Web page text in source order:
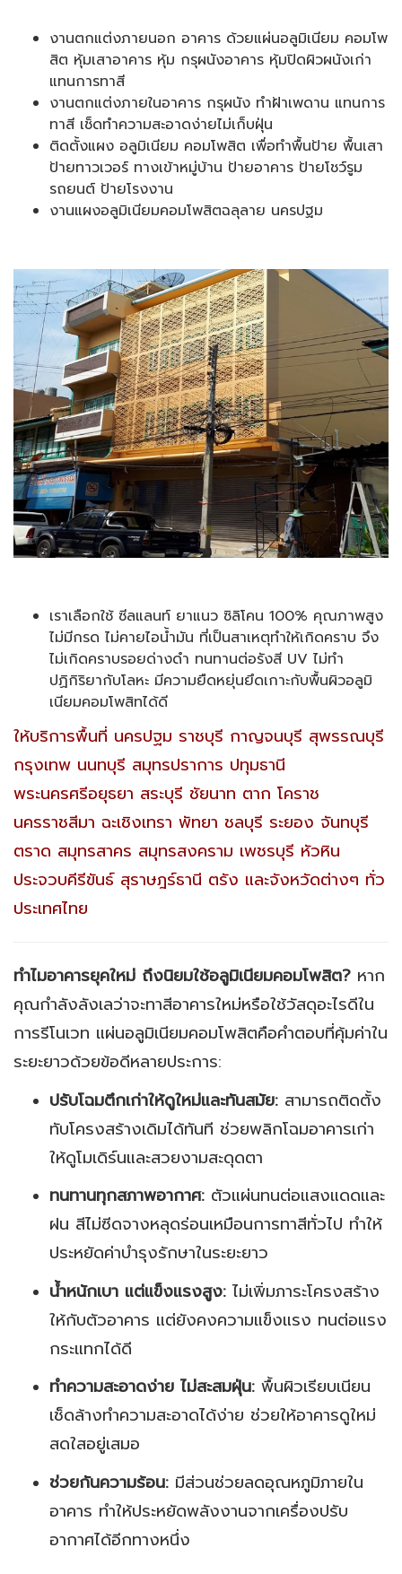
งานตกแต่งภายนอก อาคาร ด้วยแผ่นอลูมิเนียม คอมโพ
สิต หุ้มเสาอาคาร หุ้ม กรุผนังอาคาร หุ้มปิดผิวผนังเก่า
แทนการทาสี
งานตกแต่งภายในอาคาร กรุผนัง ทำฝ้าเพดาน แทนการ
ทาสี เช็ดทำความสะอาดง่ายไม่เก็บฝุ่น
ติดตั้งแผง อลูมิเนียม คอมโพสิต เพื่อทำพื้นป้าย พื้นเสา
ป้ายทาวเวอร์ ทางเข้าหมู่บ้าน ป้ายอาคาร ป้ายโชว์รูม
รถยนต์ ป้ายโรงงาน
งานแผงอลูมิเนียมคอมโพสิตฉลุลาย นครปฐม
เราเลือกใช้ ซีลแลนท์ ยาแนว ซิลิโคน 100% คุณภาพสูง
ไม่มีกรด ไม่คายไอน้ำมัน ที่เป็นสาเหตุทำให้เกิดคราบ จึง
ไม่เกิดคราบรอยด่างดำ ทนทานต่อรังสี UV ไม่ทำ
ปฏิกิริยากับโลหะ มีความยืดหยุ่นยึดเกาะกับพื้นผิวอลูมิ
เนียมคอมโพสิทได้ดี
ให้บริการพื้นที่ นครปฐม ราชบุรี กาญจนบุรี สุพรรณบุรี
กรุงเทพ นนทบุรี สมุทรปราการ ปทุมธานี
พระนครศรีอยุธยา สระบุรี ชัยนาท ตาก โคราช
นครราชสีมา ฉะเชิงเทรา พัทยา ชลบุรี ระยอง จันทบุรี
ตราด สมุทรสาคร สมุทรสงคราม เพชรบุรี หัวหิน
ประจวบคีรีขันธ์ สุราษฎร์ธานี ตรัง และจังหวัดต่างๆ ทั่ว
ประเทศไทย
ทำไมอาคารยุคใหม่ ถึงนิยมใช้อลูมิเนียมคอมโพสิต? หาก
คุณกำลังลังเลว่าจะทาสีอาคารใหม่หรือใช้วัสดุอะไรดีใน
การรีโนเวท แผ่นอลูมิเนียมคอมโพสิตคือคำตอบที่คุ้มค่าใน
ระยะยาวด้วยข้อดีหลายประการ:
ปรับโฉมตึกเก่าให้ดูใหม่และทันสมัย: สามารถติดตั้ง
ทับโครงสร้างเดิมได้ทันที ช่วยพลิกโฉมอาคารเก่า
ให้ดูโมเดิร์นและสวยงามสะดุดตา
ทนทานทุกสภาพอากาศ: ตัวแผ่นทนต่อแสงแดดและ
ฝน สีไม่ซีดจางหลุดร่อนเหมือนการทาสีทั่วไป ทำให้
ประหยัดค่าบำรุงรักษาในระยะยาว
น้ำหนักเบา แต่แข็งแรงสูง: ไม่เพิ่มภาระโครงสร้าง
ให้กับตัวอาคาร แต่ยังคงความแข็งแรง ทนต่อแรง
กระแทกได้ดี
ทำความสะอาดง่าย ไม่สะสมฝุ่น: พื้นผิวเรียบเนียน
เช็ดล้างทำความสะอาดได้ง่าย ช่วยให้อาคารดูใหม่
สดใสอยู่เสมอ
ช่วยกันความร้อน: มีส่วนช่วยลดอุณหภูมิภายใน
อาคาร ทำให้ประหยัดพลังงานจากเครื่องปรับ
อากาศได้อีกทางหนึ่ง